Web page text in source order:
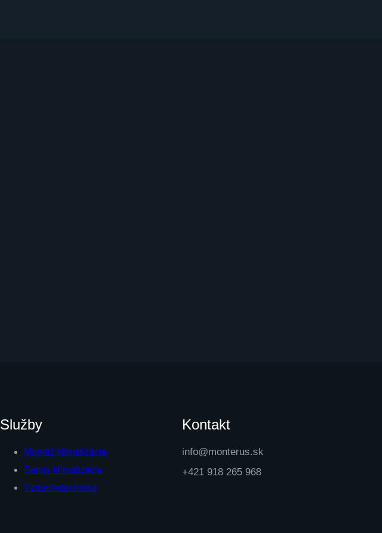
Služby
Montáž klimatizácie
Servis klimatizácie
Vzduchotechnika
Kontakt
info@monterus.sk
+421 918 265 968